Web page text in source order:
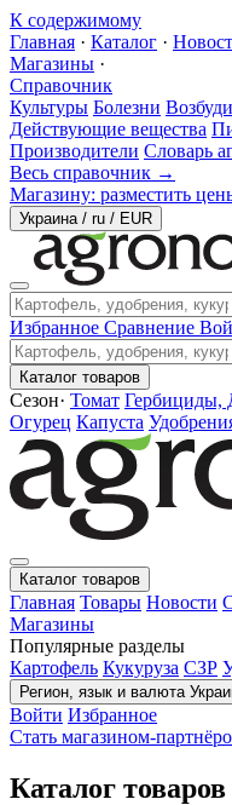
К содержимому
Главная · Каталог ·
Магазины ·
Справочник
Культуры Болезни
Действующие вещества
Производители Словарь
Весь справочник →
Магазину: разместить
Украина / ru / EUR
Избранное Сравнение
Каталог товаров
Сезон· Томат Гербициды,
Огурец Капуста
Каталог товаров
Главная Товары Новости
Магазины
Популярные разделы
Картофель Кукуруза СЗР
Регион, язык и валюта
Войти Избранное
Стать магазином-
Каталог товаров